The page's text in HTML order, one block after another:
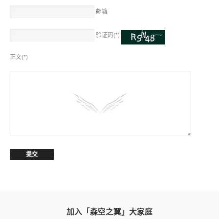
邮箱
验证码(*)
正文(*)
加入「森空之翼」大家庭